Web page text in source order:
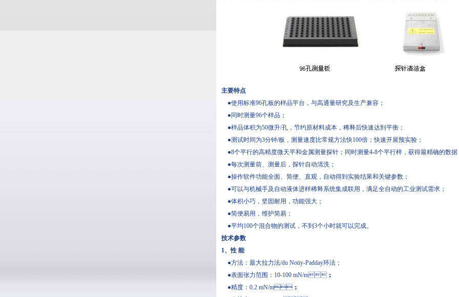
主要特点
●使用标准96孔板的样品平台，与高通量研究及生产兼容；
●同时测量96个样品；
●样品体积为50微升/孔，节约原材料成本，稀释后快速达到平衡；
●测试时间为3分钟/板，测量速度比常规方法快100倍；快速开展预实验；
●8个平行的高精度微天平和金属测量探针；同时测量4-8个平行样，获得最精确的数据
●每次测量前、测量后，探针自动清洗；
●操作软件功能全面、简便、直观，自动得到实验结果和关键参数；
●可以与机械手及自动液体进样稀释系统集成联用，满足全自动的工业测试需求；
●体积小巧，坚固耐用，功能强大；
●简便易用，维护简易；
●平均100个混合物的测试，不到3个小时就可以完成。
技术参数
1、性 能
●方法：最大拉力法/du Noüy-Padday环法；
●表面张力范围：10-100 mN/m；
●精度：0.2 mN/m；